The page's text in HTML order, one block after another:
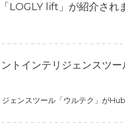
LOGLY lift」が紹介され
トインテリジェンスツ
ェンスツール「ウルテク」が